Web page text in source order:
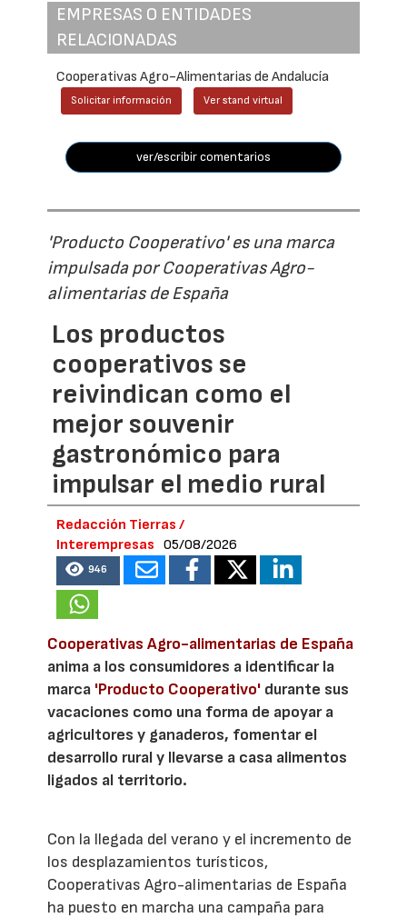
EMPRESAS O ENTIDADES
RELACIONADAS
Cooperativas Agro-Alimentarias de Andalucía
Solicitar información Ver stand virtual
ver/escribir comentarios
'Producto Cooperativo' es una marca
impulsada por Cooperativas Agro-
alimentarias de España
Los productos
cooperativos se
reivindican como el
mejor souvenir
gastronómico para
impulsar el medio rural
Redacción Tierras /
Interempresas
05/08/2026
946
Cooperativas Agro-alimentarias de España
anima a los consumidores a identificar la
marca 'Producto Cooperativo' durante sus
vacaciones como una forma de apoyar a
agricultores y ganaderos, fomentar el
desarrollo rural y llevarse a casa alimentos
ligados al territorio.
Con la llegada del verano y el incremento de
los desplazamientos turísticos,
Cooperativas Agro-alimentarias de España
ha puesto en marcha una campaña para